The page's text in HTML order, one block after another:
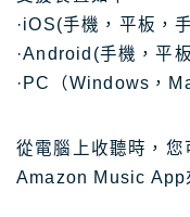
·iOS(手機，平板，手
·Android(手機，平
·PC（Windows，
從電腦上收聽時，
Amazon Music App